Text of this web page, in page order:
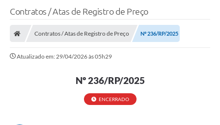
Contratos / Atas de Registro de Preço
Contratos / Atas de Registro de Preço Nº 236/RP/2025
Atualizado em: 29/04/2026 às 05h29
Nº 236/RP/2025
ENCERRADO